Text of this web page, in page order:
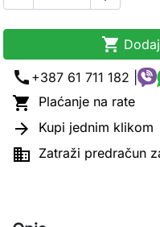

call +387 61 711 182 |
 Plaćanje na rate
 Kupi jednim klikom
 Zatraži predračun